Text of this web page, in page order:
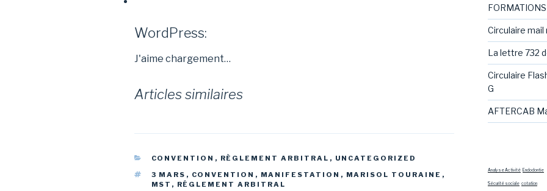
WordPress:
J'aime chargement…
Articles similaires
CATÉGORIES
CONVENTION , RÈGLEMENT ARBITRAL , UNCATEGORIZED
ÉTIQUETTES
3 MARS , CONVENTION , MANIFESTATION , MARISOL TOURAINE ,
MST , RÉGLEMENT ARBITRAL
Circulaire mail
La lettre 732
Circulaire
G
AFTERCAB
Analyse Activité Endodontie
Sécurité sociale cotation